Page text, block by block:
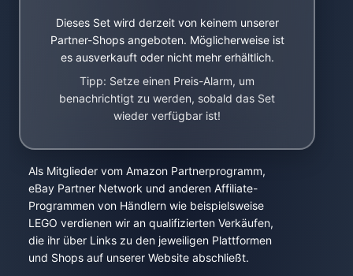
Dieses Set wird derzeit von keinem unserer
Partner-Shops angeboten. Möglicherweise ist
es ausverkauft oder nicht mehr erhältlich.
Tipp: Setze einen Preis-Alarm, um
benachrichtigt zu werden, sobald das Set
wieder verfügbar ist!
Als Mitglieder vom Amazon Partnerprogramm,
eBay Partner Network und anderen Affiliate-
Programmen von Händlern wie beispielsweise
LEGO verdienen wir an qualifizierten Verkäufen,
die ihr über Links zu den jeweiligen Plattformen
und Shops auf unserer Website abschließt.